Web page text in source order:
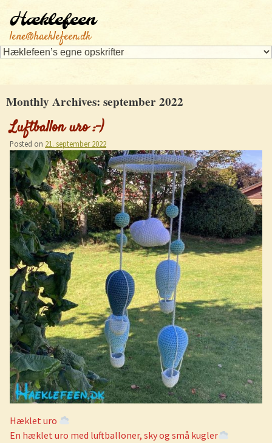
Hæklefeen
lene@haeklefeen.dk
Monthly Archives: september 2022
Luftballon uro :-)
Posted on 21. september 2022
Hæklet uro
En hæklet uro med luftballoner, sky og små kugler